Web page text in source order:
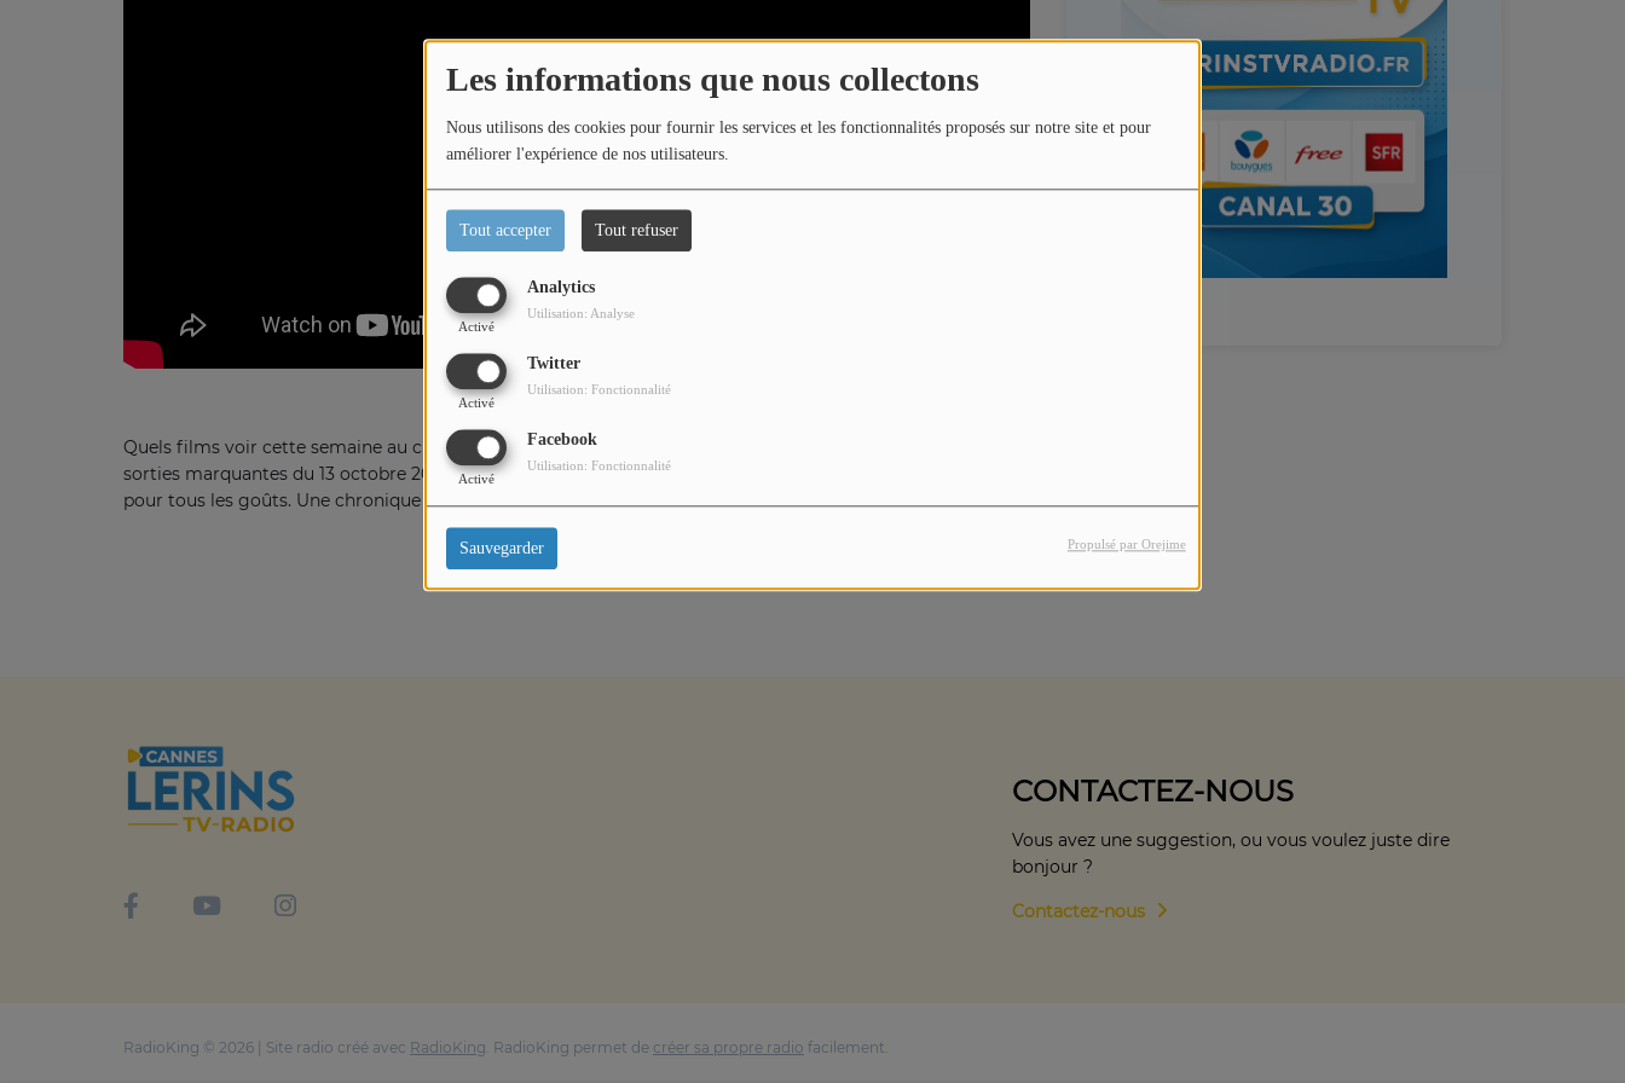
Les informations que nous collectons
Nous utilisons des cookies pour fournir les services et les fonctionnalités proposés sur notre site et pour
améliorer l'expérience de nos utilisateurs.
Tout accepter Tout refuser
Analytics
Activé
Utilisation: Analyse
Twitter
Activé
Utilisation: Fonctionnalité
Facebook
Activé
Utilisation: Fonctionnalité
Sauvegarder Propulsé par Orejime
Contactez-nous
Quels films voir cette semaine au cinéma ? Dans cette nouvelle édition de L'Actu Ciné, on vous parle des
sorties marquantes du 13 octobre 2025 ! Films familiaux, blockbusters, surprises de la rentrée… il y en a
pour tous les goûts. Une chronique présentée par Cannes Lérins TV.
CONTACTEZ-NOUS
Vous avez une suggestion, ou vous voulez juste dire
bonjour ?
Contactez-nous
RadioKing © 2026 | Site radio créé avec RadioKing . RadioKing permet de créer sa propre radio facilement.